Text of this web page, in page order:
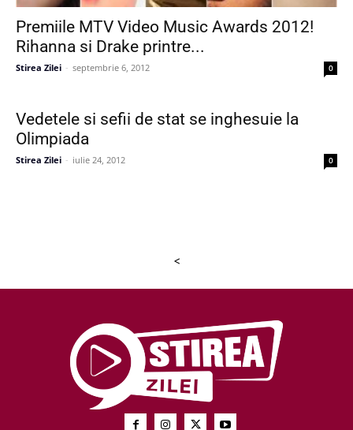
Premiile MTV Video Music Awards 2012!
Rihanna si Drake printre...
Stirea Zilei - septembrie 6, 2012 0
Vedetele si sefii de stat se inghesuie la
Olimpiada
Stirea Zilei - iulie 24, 2012 0
<